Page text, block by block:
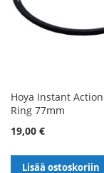
Hoya Instant
Ring 77mm
19,00 €
Lisää ostoskoriin